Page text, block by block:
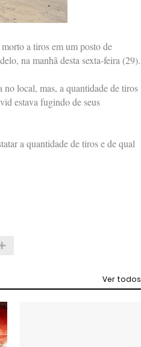
a tiros em um posto de
na manhã desta sexta-feira (29).
local, mas, a quantidade de tiros
estava fugindo de seus
a quantidade de tiros e de qual
Ver todos